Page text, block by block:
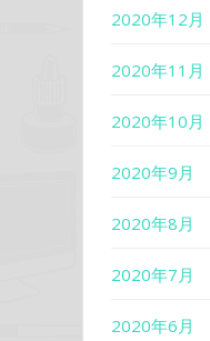
2020年12月
2020年11月
2020年10月
2020年9月
2020年8月
2020年7月
2020年6月